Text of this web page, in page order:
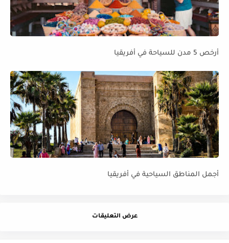
أرخص 5 مدن للسياحة في أفريقيا
أجمل المناطق السياحية في أفريقيا
عرض التعليقات